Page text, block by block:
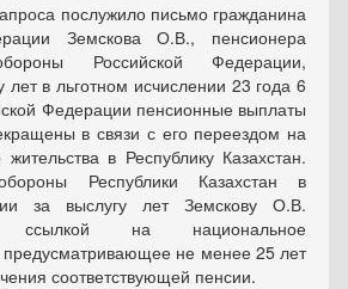
послужило письмо гражданина
Земскова О.В., пенсионера
Российской Федерации,
в льготном исчислении 23 года 6
Федерации пенсионные выплаты
в связи с его переездом на
в Республику Казахстан.
Республики Казахстан в
за выслугу лет Земскову О.В.
на национальное
предусматривающее не менее 25 лет
соответствующей пенсии.